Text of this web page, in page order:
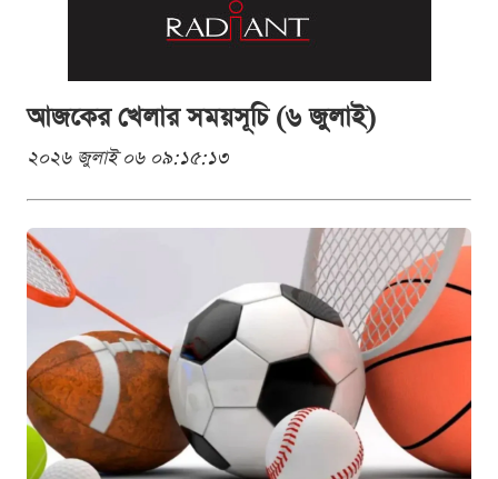
আজকের খেলার সময়সূচি (৬ জুলাই)
২০২৬ জুলাই ০৬ ০৯:১৫:১৩